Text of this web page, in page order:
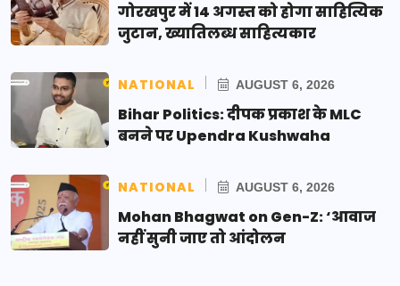
गोरखपुर में 14 अगस्त को होगा साहित्यिक
जुटान, ख्यातिलब्ध साहित्यकार
NATIONAL AUGUST 6, 2026
Bihar Politics: दीपक प्रकाश के MLC
बनने पर Upendra Kushwaha
NATIONAL AUGUST 6, 2026
Mohan Bhagwat on Gen-Z: ‘आवाज
नहीं सुनी जाए तो आंदोलन